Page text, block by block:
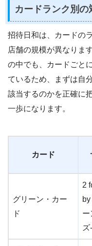
カードランク別
招待日和は、カードの
店舗の規模が異なりま
の中でも、カードごと
ているため、まずは自
該当するのかを正確に
一歩になります。
カード
グリーン・カー
ド
2
ー
ズ-